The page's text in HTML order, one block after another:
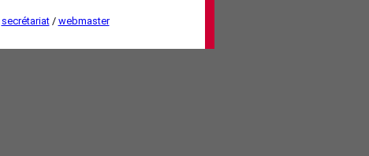
secrétariat/ webmaster